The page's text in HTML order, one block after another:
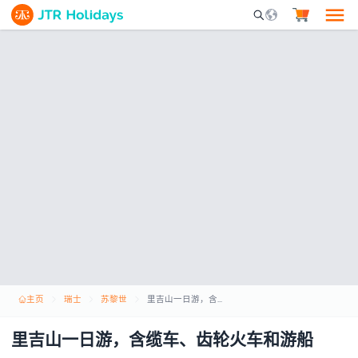
Mobile Search
主页 瑞士 苏黎世 里吉山一日游，含缆车、齿轮火车和游船
里吉山一日游，含缆车、齿轮火车和游船